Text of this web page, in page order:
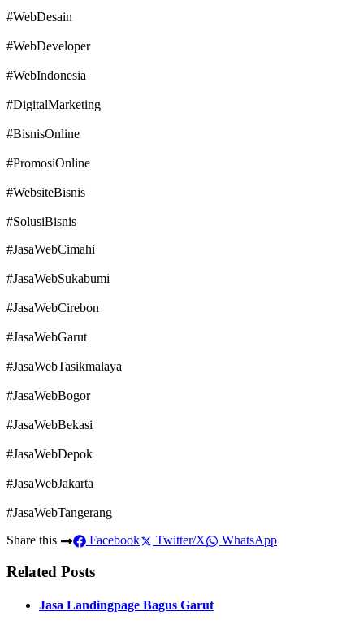
#WebDesain
#WebDeveloper
#WebIndonesia
#DigitalMarketing
#BisnisOnline
#PromosiOnline
#WebsiteBisnis
#SolusiBisnis
#JasaWebCimahi
#JasaWebSukabumi
#JasaWebCirebon
#JasaWebGarut
#JasaWebTasikmalaya
#JasaWebBogor
#JasaWebBekasi
#JasaWebDepok
#JasaWebJakarta
#JasaWebTangerang
Share this
Facebook Twitter/X WhatsApp
Related Posts
Jasa Landingpage Bagus Garut